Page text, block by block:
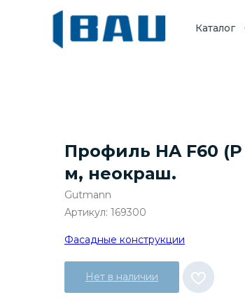
Каталог
Профиль HA F60 (P
м, неокраш.
Gutmann
Артикул: 169300
Фасадные конструкции
Нет в наличии